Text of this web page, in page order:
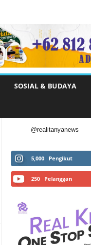
SOSIAL & BUDAYA
@realitanyanews
5,000 Pengikut
250 Pelanggan